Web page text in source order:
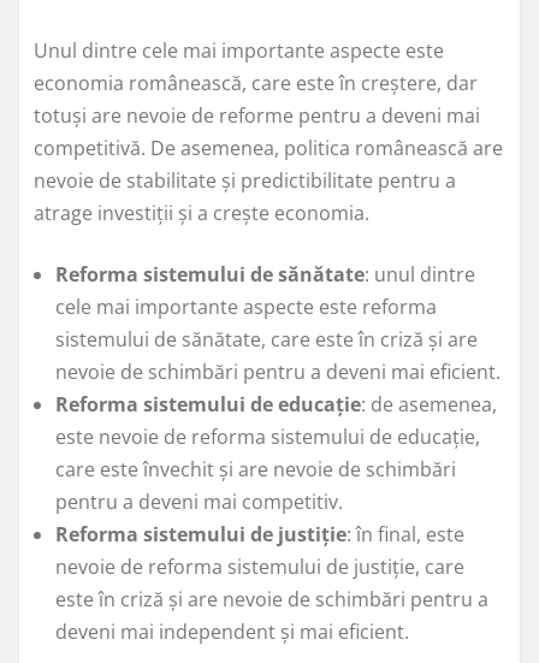
Unul dintre cele mai importante aspecte este
economia românească, care este în creștere, dar
totuși are nevoie de reforme pentru a deveni mai
competitivă. De asemenea, politica românească are
nevoie de stabilitate și predictibilitate pentru a
atrage investiții și a crește economia.
Reforma sistemului de sănătate: unul dintre
cele mai importante aspecte este reforma
sistemului de sănătate, care este în criză și are
nevoie de schimbări pentru a deveni mai eficient.
Reforma sistemului de educație: de asemenea,
este nevoie de reforma sistemului de educație,
care este învechit și are nevoie de schimbări
pentru a deveni mai competitiv.
Reforma sistemului de justiție: în final, este
nevoie de reforma sistemului de justiție, care
este în criză și are nevoie de schimbări pentru a
deveni mai independent și mai eficient.